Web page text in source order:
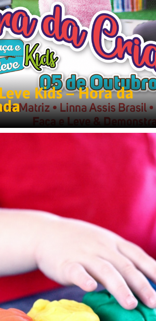
Kids – Hora da